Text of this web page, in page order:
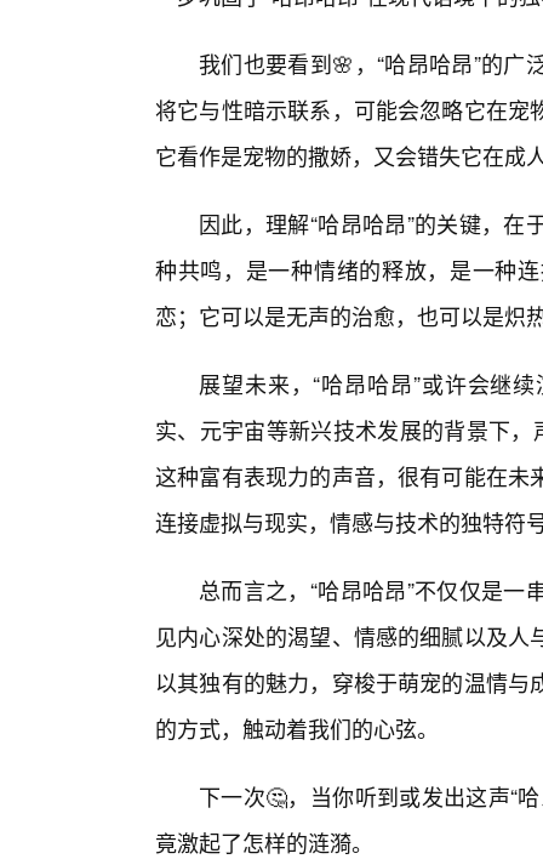
我们也要看到🌸，“哈昂哈昂”的
将它与性暗示联系，可能会忽略它在
它看作是宠物的撒娇，又会错失它在成
因此，理解“哈昂哈昂”的关键，
种共鸣，是一种情绪的释放，是一种
恋；它可以是无声的治愈，也可以是炽
展望未来，“哈昂哈昂”或许会继
实、元宇宙等新兴技术发展的背景下
这种富有表现力的声音，很有可能在
连接虚拟与现实，情感与技术的独特符
总而言之，“哈昂哈昂”不仅仅是
见内心深处的渴望、情感的细腻以及
以其独有的魅力，穿梭于萌宠的温情
的方式，触动着我们的心弦。
下一次🤔，当你听到或发出这声“
竟激起了怎样的涟漪。